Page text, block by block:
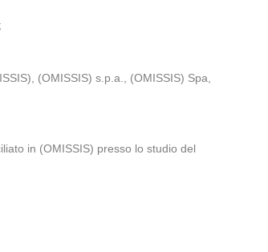
(OMISSIS) s.p.a., (OMISSIS) Spa,
in (OMISSIS) presso lo studio del